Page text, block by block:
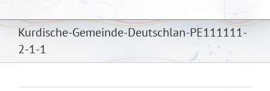
Kurdische-Gemeinde-Deutschlan-PE111111-
2-1-1